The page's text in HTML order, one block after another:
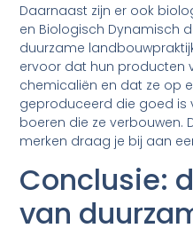
Daarnaast zijn er ook
en Biologisch Dynamisch
duurzame
ervoor dat hun producten
chemicaliën en dat ze op
geproduceerd die goed is
boeren die ze verbouwen.
merken draag je bij aan
Conclusie:
van